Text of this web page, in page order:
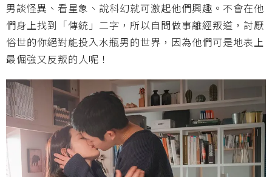
男談怪異、看星象、說科幻就可激起他們興趣。不會在他
們身上找到「傳統」二字，所以自問做事離經叛道，討厭
俗世的你絕對能投入水瓶男的世界，因為他們可是地表上
最倔強又反叛的人呢！